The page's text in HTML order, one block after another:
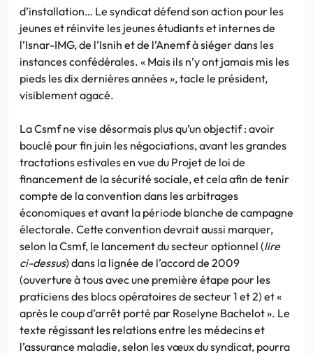
d’installation… Le syndicat défend son action pour les
jeunes et réinvite les jeunes étudiants et internes de
l’Isnar-IMG, de l’Isnih et de l’Anemf à siéger dans les
instances confédérales. « Mais ils n’y ont jamais mis les
pieds les dix dernières années », tacle le président,
visiblement agacé.
La Csmf ne vise désormais plus qu’un objectif : avoir
bouclé pour fin juin les négociations, avant les grandes
tractations estivales en vue du Projet de loi de
financement de la sécurité sociale, et cela afin de tenir
compte de la convention dans les arbitrages
économiques et avant la période blanche de campagne
électorale. Cette convention devrait aussi marquer,
selon la Csmf, le lancement du secteur optionnel (lire
ci-dessus) dans la lignée de l’accord de 2009
(ouverture à tous avec une première étape pour les
praticiens des blocs opératoires de secteur 1 et 2) et «
après le coup d’arrêt porté par Roselyne Bachelot ». Le
texte régissant les relations entre les médecins et
l’assurance maladie, selon les vœux du syndicat, pourra